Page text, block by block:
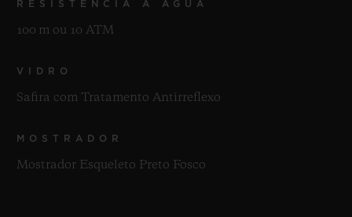
RESISTÊNCIA À ÁGUA
100 m ou 10 ATM
VIDRO
Safira com Tratamento Antirreflexo
MOSTRADOR
Mostrador Esqueleto Preto Fosco